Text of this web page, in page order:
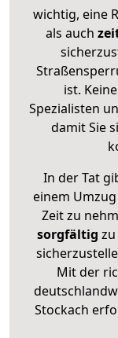
wichtig, eine
als auch
ist.
Spezialisten
damit Sie
In der Tat
einem
Zeit zu
sorgfältig zu
Mit der
Stockach